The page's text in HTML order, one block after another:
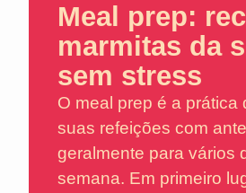
Meal prep:
marmitas da
sem stress
O meal prep é a prática
suas refeições com
geralmente para vários
semana. Em primeiro